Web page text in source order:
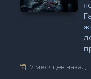
7 месяцев назад